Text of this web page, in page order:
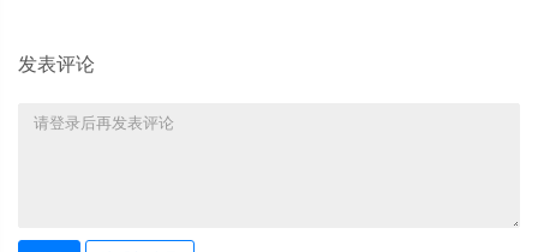
发表评论